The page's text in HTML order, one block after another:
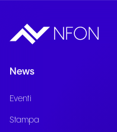
News
Eventi
Stampa